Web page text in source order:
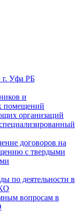
Уфа РБ
и
помещений
организаций
договоров на
с твердыми
по деятельности в
вопросам в